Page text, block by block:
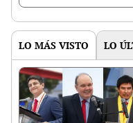
LO MÁS VISTO LO